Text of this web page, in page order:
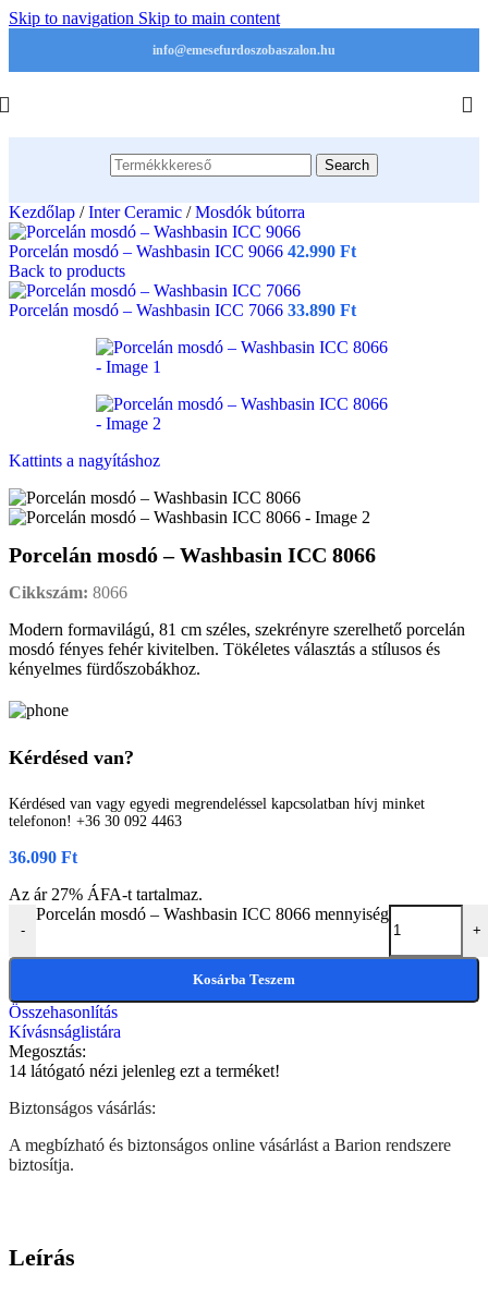
Skip to navigation Skip to main content
info@emesefurdoszobaszalon.hu
Search
Kezdőlap / Inter Ceramic / Mosdók bútorra
Porcelán mosdó – Washbasin ICC 9066 42.990 Ft
Back to products
Porcelán mosdó – Washbasin ICC 7066 33.890 Ft
Kattints a nagyításhoz
Porcelán mosdó – Washbasin ICC 8066
Cikkszám: 8066
Modern formavilágú, 81 cm széles, szekrényre szerelhető porcelán
mosdó fényes fehér kivitelben. Tökéletes választás a stílusos és
kényelmes fürdőszobákhoz.
Kérdésed van?
Kérdésed van vagy egyedi megrendeléssel kapcsolatban hívj minket
telefonon! +36 30 092 4463
36.090 Ft
Az ár 27% ÁFA-t tartalmaz.
-
Porcelán mosdó – Washbasin ICC 8066 mennyiség
+
Kosárba Teszem
Összehasonlítás
Kívásnságlistára
Megosztás:
14 látógató nézi jelenleg ezt a terméket!
Biztonságos vásárlás:
A megbízható és biztonságos online vásárlást a Barion rendszere
biztosítja.
Leírás